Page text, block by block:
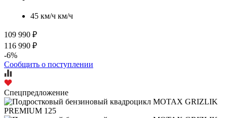
45 км/ч км/ч
109 990 ₽
116 990 ₽
-6%
Сообщить о поступлении
Спецпредложение